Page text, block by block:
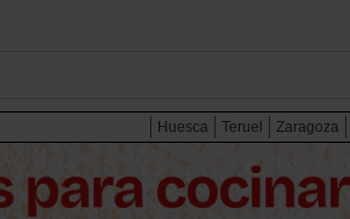
Huesca Teruel Zaragoza